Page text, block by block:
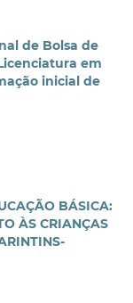
de Bolsa de
em
inicial de
BÁSICA:
ÀS CRIANÇAS